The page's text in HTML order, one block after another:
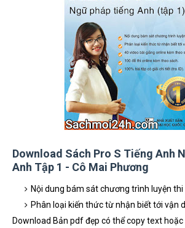
Download Sách Pro S Tiếng Anh
Anh Tập 1 - Cô Mai Phương
Nội dung bám sát chương trình luyện thi
Phân loại kiến thức từ nhận biết tới vận
Download Bản pdf đẹp có thể copy text